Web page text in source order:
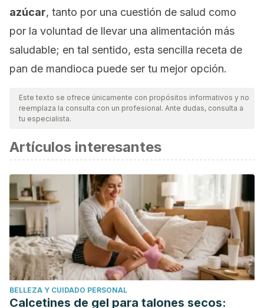
azúcar, tanto por una cuestión de salud como
por la voluntad de llevar una alimentación más
saludable; en tal sentido, esta sencilla receta de
pan de mandioca puede ser tu mejor opción.
Este texto se ofrece únicamente con propósitos informativos y no
reemplaza la consulta con un profesional. Ante dudas, consulta a
tu especialista.
Artículos interesantes
BELLEZA Y CUIDADO PERSONAL
Calcetines de gel para talones secos: